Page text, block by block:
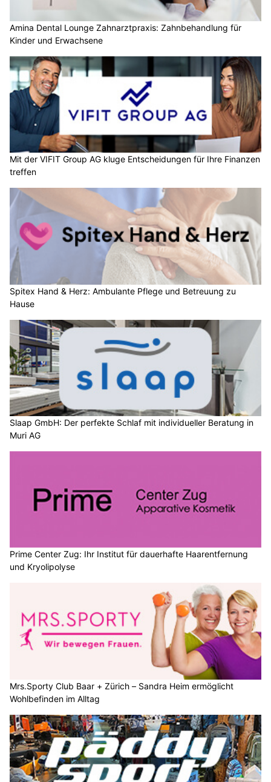
Amina Dental Lounge Zahnarztpraxis: Zahnbehandlung für
Kinder und Erwachsene
Mit der VIFIT Group AG kluge Entscheidungen für Ihre Finanzen
treffen
Spitex Hand & Herz: Ambulante Pflege und Betreuung zu
Hause
Slaap GmbH: Der perfekte Schlaf mit individueller Beratung in
Muri AG
Prime Center Zug: Ihr Institut für dauerhafte Haarentfernung
und Kryolipolyse
Mrs.Sporty Club Baar + Zürich – Sandra Heim ermöglicht
Wohlbefinden im Alltag